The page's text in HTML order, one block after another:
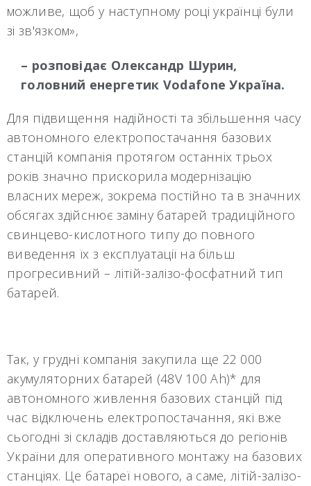
можливе, щоб у наступному році українці були
зі зв'язком»,
– розповідає Олександр Шурин,
головний енергетик Vodafone Україна.
Для підвищення надійності та збільшення часу
автономного електропостачання базових
станцій компанія протягом останніх трьох
років значно прискорила модернізацію
власних мереж, зокрема постійно та в значних
обсягах здійснює заміну батарей традиційного
свинцево-кислотного типу до повного
виведення їх з експлуатації на більш
прогресивний – літій-залізо-фосфатний тип
батарей.
Так, у грудні компанія закупила ще 22 000
акумуляторних батарей (48V 100 Ah)* для
автономного живлення базових станцій під
час відключень електропостачання, які вже
сьогодні зі складів доставляються до регіонів
України для оперативного монтажу на базових
станціях. Це батареї нового, а саме, літій-залізо-